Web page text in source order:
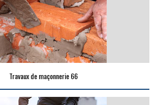
Travaux de maçonnerie 66